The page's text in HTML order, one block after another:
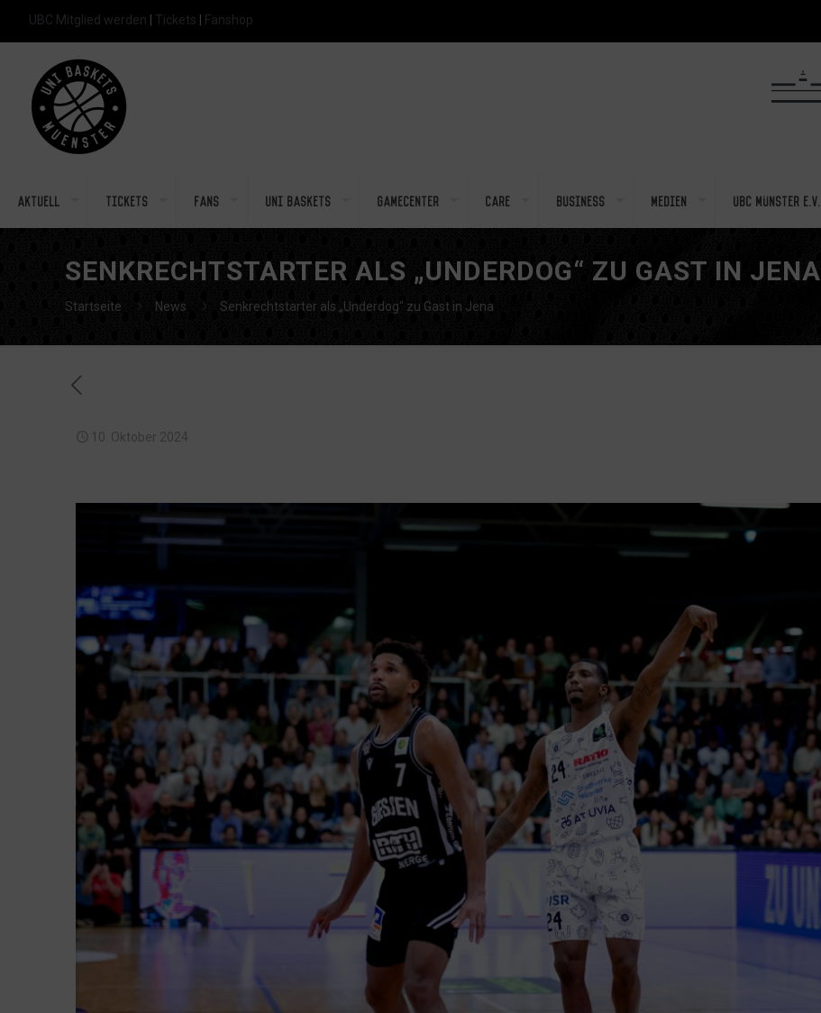
UBC Mitglied werden Tickets Fanshop
Aktuell Tickets Fans Uni Baskets Gamecenter Care Business Medien UBC Münster e.V.
SENKRECHTSTARTER ALS „UNDERDOG“ ZU GAST IN JENA
Startseite News Senkrechtstarter als „Underdog“ zu Gast in Jena
10. Oktober 2024